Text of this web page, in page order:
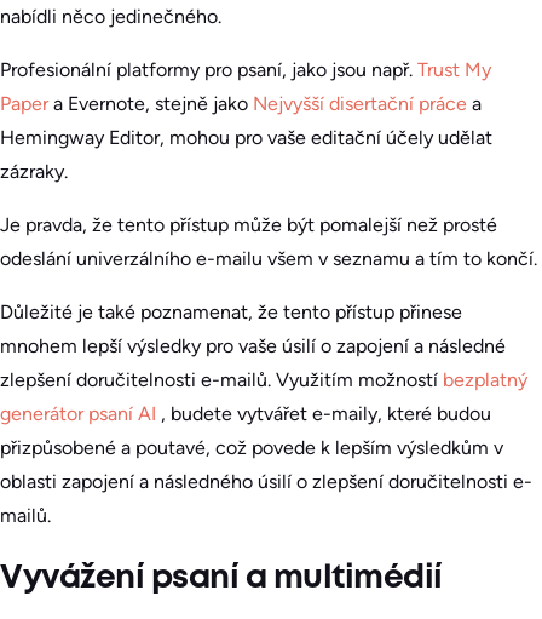
nabídli něco jedinečného.
Profesionální platformy pro psaní, jako jsou např. Trust My
Papera Evernote, stejně jako Nejvyšší disertační práce a
Hemingway Editor, mohou pro vaše editační účely udělat
zázraky.
Je pravda, že tento přístup může být pomalejší než prosté
odeslání univerzálního e-mailu všem v seznamu a tím to končí.
Důležité je také poznamenat, že tento přístup přinese
mnohem lepší výsledky pro vaše úsilí o zapojení a následné
zlepšení doručitelnosti e-mailů. Využitím možností bezplatný
generátor psaní AI , budete vytvářet e-maily, které budou
přizpůsobené a poutavé, což povede k lepším výsledkům v
oblasti zapojení a následného úsilí o zlepšení doručitelnosti e-
mailů.
Vyvážení psaní a multimédií